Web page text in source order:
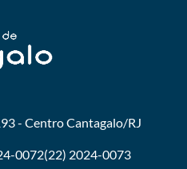
- CentroCantagalo/RJ
0072(22) 2024-0073